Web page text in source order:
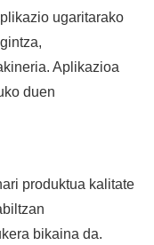
ugaritarako
Aplikazioa
duen
produktua kalitate
bikaina da.